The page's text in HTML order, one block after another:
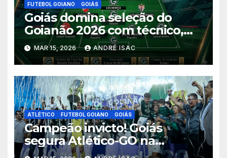
FUTEBOL GOIANO GOIÁS
Goiás domina seleção do
Goianão 2026 com técnico,
sete jogadores, revelação e
craque do campeonato
MAR 15, 2026 ANDRÉ ISAC
ATLÉTICO FUTEBOL GOIANO GOIÁS
Campeão invicto! Goiás
segura Atlético-GO na
Serrinha e levanta o título do